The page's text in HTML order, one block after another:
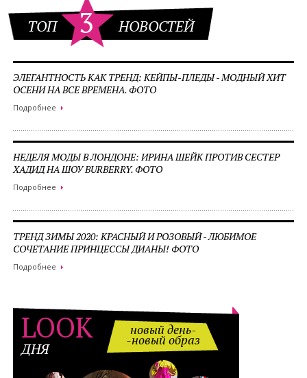
ТОП 3 НОВОСТЕЙ
ЭЛЕГАНТНОСТЬ КАК ТРЕНД: КЕЙПЫ-ПЛЕДЫ - МОДНЫЙ ХИТ
ОСЕНИ НА ВСЕ ВРЕМЕНА. ФОТО
Подробнее
НЕДЕЛЯ МОДЫ В ЛОНДОНЕ: ИРИНА ШЕЙК ПРОТИВ СЕСТЕР
ХАДИД НА ШОУ BURBERRY. ФОТО
Подробнее
ТРЕНД ЗИМЫ 2020: КРАСНЫЙ И РОЗОВЫЙ - ЛЮБИМОЕ
СОЧЕТАНИЕ ПРИНЦЕССЫ ДИАНЫ! ФОТО
Подробнее
LOOK
ДНЯ
новый день-
-новый образ